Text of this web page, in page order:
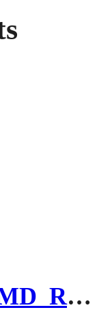
Adidas Sneakers NMD_R1 H02334 Λευκό